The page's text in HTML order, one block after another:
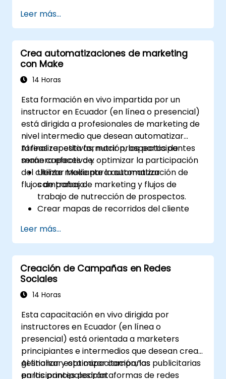
Leer más...
Crea automatizaciones de marketing
con Make
14 Horas
Esta formación en vivo impartida por un
instructor en Ecuador (en línea o presencial)
está dirigida a profesionales de marketing de
nivel intermedio que desean automatizar
tareas repetitivas, nutrir prospectos de
manera efectiva y optimizar la participación
del cliente mediante la automatización de
flujos de trabajo.
Al finalizar esta formación, los participantes
serán capaces de:
Utilizar Make para automatizar
campañas de marketing y flujos de
trabajo de nutrección de prospectos.
Crear mapas de recorridos del cliente
integradas.
Sincronizar datos entre herramientas de
marketing como Mailchimp, HubSpot y
redes sociales.
Monitorear y analizar flujos de trabajo
automatizados para optimizar el
Adoptar las mejores prácticas para
estrategias escalables de automatización
de marketing.
Leer más...
Creación de Campañas en Redes
Sociales
14 Horas
Esta capacitación en vivo dirigida por
instructores en Ecuador (en línea o
presencial) está orientada a marketers
principiantes e intermedios que desean crear,
gestionar y optimizar campañas publicitarias
en las principales plataformas de redes
Al finalizar esta capacitación, los
participantes podrán: